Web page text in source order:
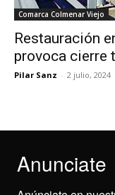
Comarca Colmenar Viejo
Restauración
provoca cierre
Pilar Sanz - 2 julio, 2024
Anunciate